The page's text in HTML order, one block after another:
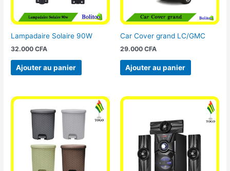
Lampadaire Solaire 90W
32.000CFA
Ajouter au panier
Car Cover grand LC/GMC
29.000 CFA
Ajouter au panier